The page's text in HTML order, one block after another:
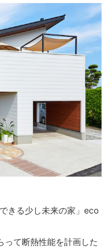
きる少し未来の家」eco
て断熱性能を計画した